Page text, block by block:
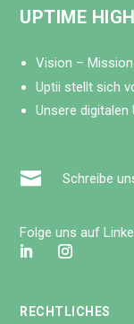
UPTIME HIGH
Vision – Mission
Uptii stellt sich
Unsere
 Schreibe
Folge uns auf
RECHTLICHES